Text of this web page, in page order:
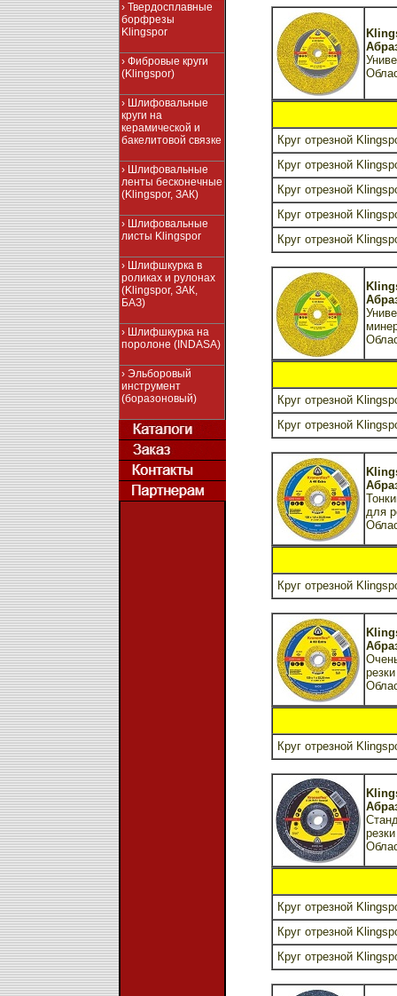
› Твердосплавные
борфрезы
Klingspor
› Фибровые круги
(Klingspor)
› Шлифовальные
круги на
керамической и
бакелитовой связке
› Шлифовальные
ленты бесконечные
(Klingspor, ЗАК)
› Шлифовальные
листы Klingspor
› Шлифшкурка в
роликах и рулонах
(Klingspor, ЗАК,
БАЗ)
› Шлифшкурка на
поролоне (INDASA)
› Эльборовый
инструмент
(боразоновый)
Круг отрезной
Круг отрезной
Круг отрезной
Круг отрезной
Круг отрезной
Круг отрезной
Круг отрезной
для
Круг отрезной
Круг отрезной
резки
Круг отрезной
Круг отрезной
Круг отрезной